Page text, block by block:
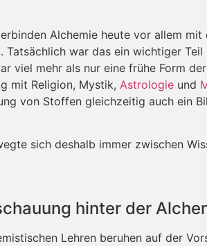
Alchemie heute vor allem
Tatsächlich war das ein wichtiger
viel mehr als nur eine frühe Form
mit Religion, Mystik, Astrologie und
von Stoffen gleichzeitig auch ein
sich deshalb immer zwischen
hinter der
Lehren beruhen auf der